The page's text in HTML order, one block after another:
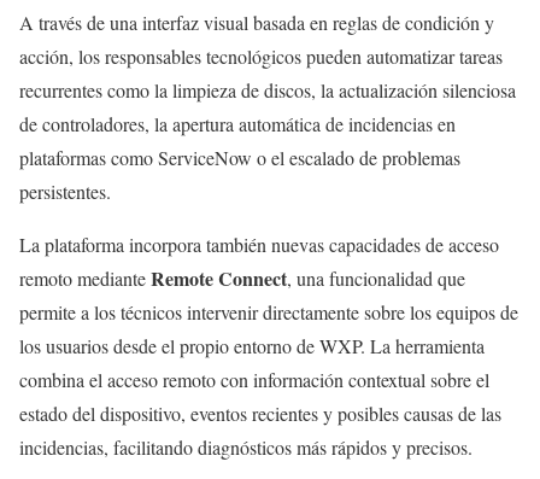
A través de una interfaz visual basada en reglas de condición y
acción, los responsables tecnológicos pueden automatizar tareas
recurrentes como la limpieza de discos, la actualización silenciosa
de controladores, la apertura automática de incidencias en
plataformas como ServiceNow o el escalado de problemas
persistentes.
La plataforma incorpora también nuevas capacidades de acceso
remoto medianteRemote Connect, una funcionalidad que
permite a los técnicos intervenir directamente sobre los equipos de
los usuarios desde el propio entorno de WXP. La herramienta
combina el acceso remoto con información contextual sobre el
estado del dispositivo, eventos recientes y posibles causas de las
incidencias, facilitando diagnósticos más rápidos y precisos.